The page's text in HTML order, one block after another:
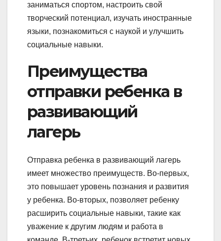
заниматься спортом, настроить свой
творческий потенциал, изучать иностранные
языки, познакомиться с наукой и улучшить
социальные навыки.
Преимущества
отправки ребенка в
развивающий
лагерь
Отправка ребенка в развивающий лагерь
имеет множество преимуществ. Во-первых,
это повышает уровень познания и развития
у ребенка. Во-вторых, позволяет ребенку
расширить социальные навыки, такие как
уважение к другим людям и работа в